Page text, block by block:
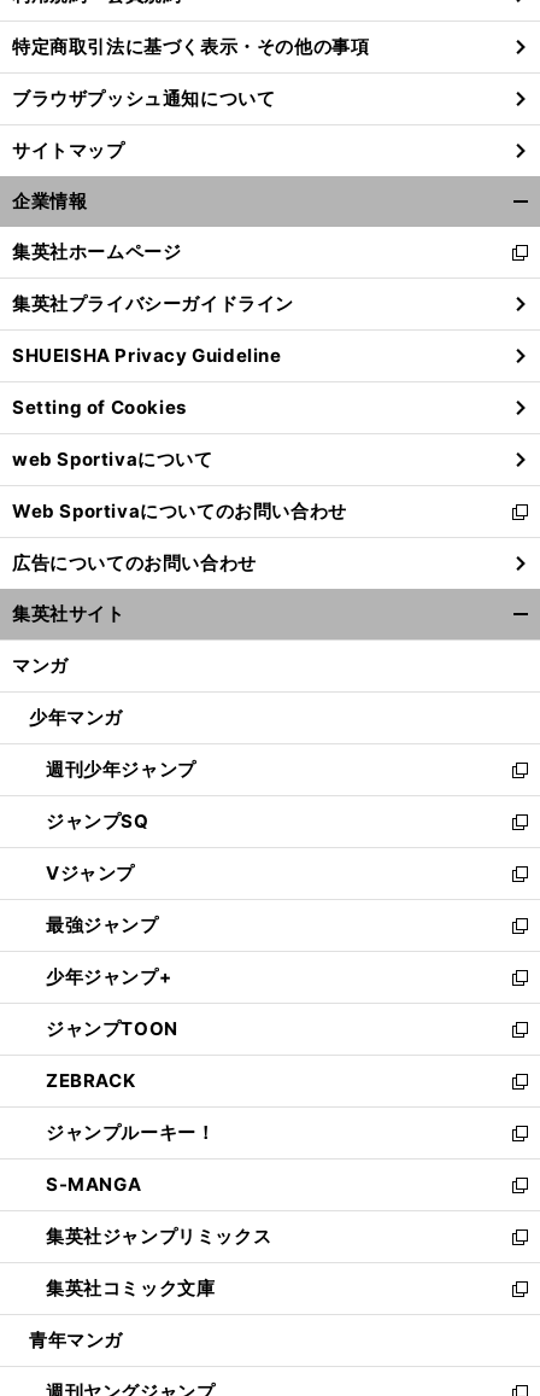
特定商取引法に基づく表示・その他の事項
ブラウザプッシュ通知について
サイトマップ
企業情報
閉
る
集英社ホームページ
新
し
い
ウ
ィ
ン
ド
ウ
で
開
く
集英社プライバシーガイドライン
SHUEISHA Privacy Guideline
Setting of Cookies
web Sportivaについて
Web Sportivaについてのお問い合わせ
新
し
い
ウ
ィ
ン
ウ
開
く
広告についてのお問い合わせ
集英社サイト
マンガ
少年マンガ
週刊少年ジャンプ
新
し
い
ウ
ィ
ン
ド
ウ
で
開
く
ジャンプSQ
新
し
い
ウ
ィ
ン
ド
ウ
で
開
く
Vジャンプ
新
し
い
ウ
ィ
ン
ド
ウ
で
開
く
最強ジャンプ
新
し
い
ウ
ィ
ン
ド
ウ
で
開
く
少年ジャンプ+
新
し
い
ウ
ィ
ン
ド
ウ
で
開
く
ジャンプTOON
新
し
い
ウ
ィ
ン
ド
ウ
で
開
く
ZEBRACK
新
し
い
ウ
ィ
ン
ド
ウ
で
開
ジャンプルーキー！
新
し
い
ウ
ィ
ン
ド
ウ
開
く
S-MANGA
新
し
い
ウ
ィ
ン
ウ
集英社ジャンプリミックス
新
し
い
ウ
ン
集英社コミック文庫
新
し
ウ
青年マンガ